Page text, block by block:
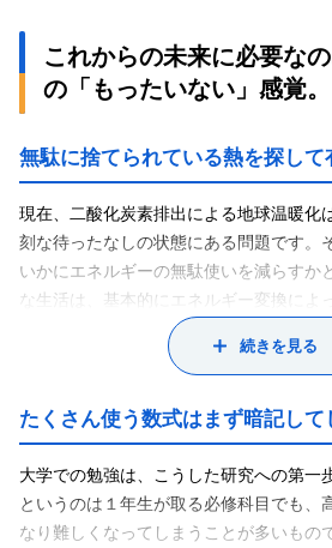
これからの未来に必要な
の「もったいない」感覚。
無駄に捨てられている熱を探して
現在、二酸化炭素排出による地球温暖化
刻な待ったなしの状態にある問題です。
いかにエネルギーの無駄使いを減らすか
な生活は、基本的にエネルギー変換によ
自動車を例にすると、化学エネルギー（
機械エネルギー（＝動力）へと変換し、
を100%とすると、実際に動力として利用
20%。残りの80%は、ほとんどが熱とし
のように豊かな生活の裏では、膨大な量
なっているのです。
こうした、無駄に捨てられている熱エネ
続きを見る
たくさん使う数式はまず暗記して
大学での勉強は、こうした研究への第一
というのは１年生が取る必修科目でも、
なり難しくなってしまうことが多いもの